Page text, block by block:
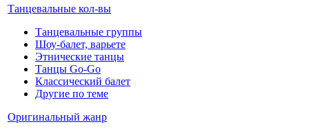
Танцевальные кол-вы
Танцевальные группы
Шоу-балет, варьете
Этнические танцы
Танцы Go-Go
Классический балет
Другие по теме
Оригинальный жанр